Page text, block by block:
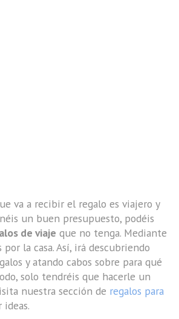
va a recibir el regalo es viajero y
un buen presupuesto, podéis
de viaje que no tenga. Mediante
por la casa. Así, irá descubriendo
y atando cabos sobre para qué
solo tendréis que hacerle un
nuestra sección de regalos para
ideas.